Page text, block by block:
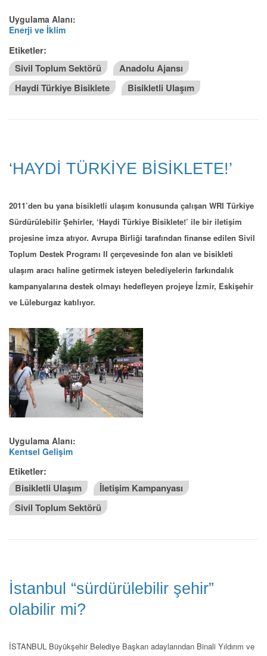
Uygulama Alanı:
Enerji ve İklim
Etiketler:
Sivil Toplum Sektörü
Anadolu Ajansı
Haydi Türkiye Bisiklete
Bisikletli Ulaşım
‘HAYDİ TÜRKİYE BİSİKLETE!’
2011’den bu yana bisikletli ulaşım konusunda çalışan WRI Türkiye
Sürdürülebilir Şehirler, ‘Haydi Türkiye Bisiklete!’ ile bir iletişim
projesine imza atıyor. Avrupa Birliği tarafından finanse edilen Sivil
Toplum Destek Programı II çerçevesinde fon alan ve bisikleti
ulaşım aracı haline getirmek isteyen belediyelerin farkındalık
kampanyalarına destek olmayı hedefleyen projeye İzmir, Eskişehir
ve Lüleburgaz katılıyor.
Uygulama Alanı:
Kentsel Gelişim
Etiketler:
Bisikletli Ulaşım
İletişim Kampanyası
Sivil Toplum Sektörü
İstanbul “sürdürülebilir şehir”
olabilir mi?
İSTANBUL Büyükşehir Belediye Başkan adaylarından Binali Yıldırım ve